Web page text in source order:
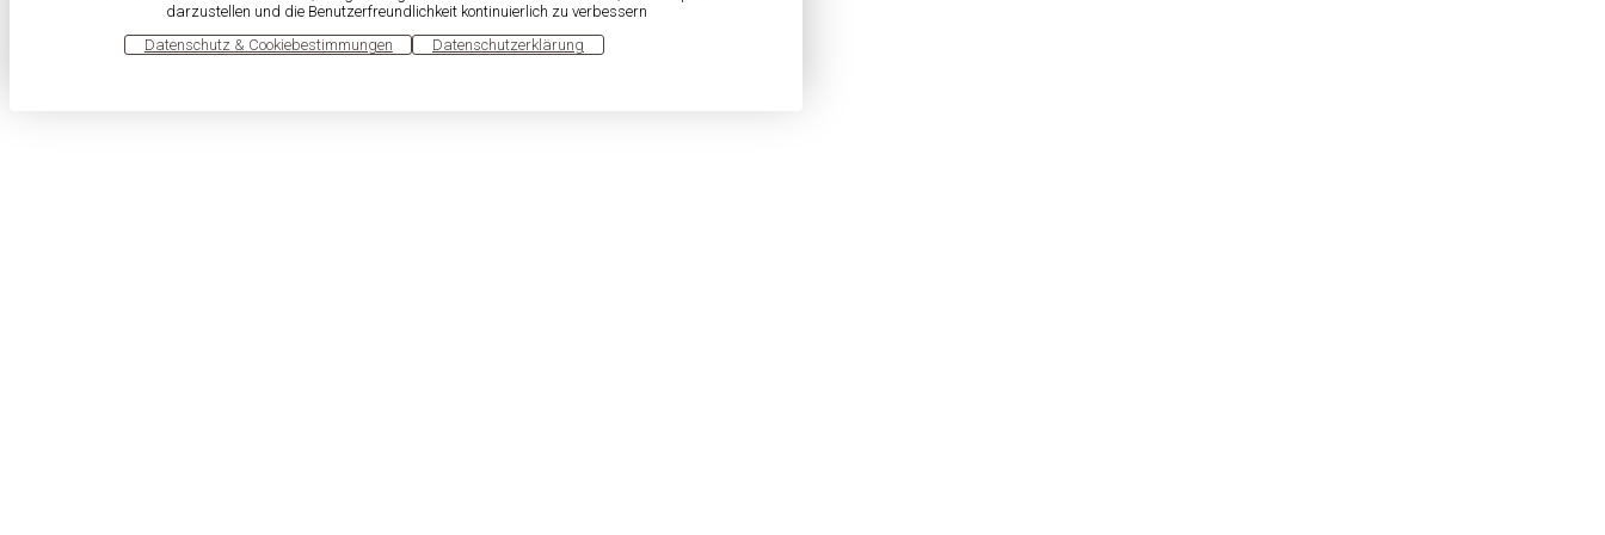
darzustellen und die Benutzerfreundlichkeit kontinuierlich zu verbessern
Datenschutz & Cookiebestimmungen Datenschutzerklärung